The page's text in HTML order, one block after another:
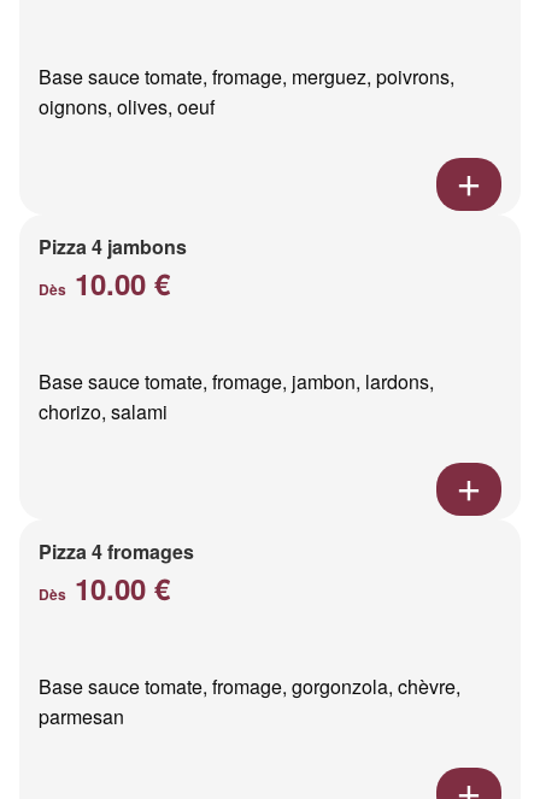
Base sauce tomate, fromage, merguez, poivrons,
oignons, olives, oeuf
Pizza 4 jambons
Dès 10.00 €
Base sauce tomate, fromage, jambon, lardons,
chorizo, salami
Pizza 4 fromages
Dès 10.00 €
Base sauce tomate, fromage, gorgonzola, chèvre,
parmesan